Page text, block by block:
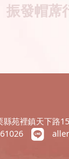
振發帽蓆
縣苑裡鎮天下路